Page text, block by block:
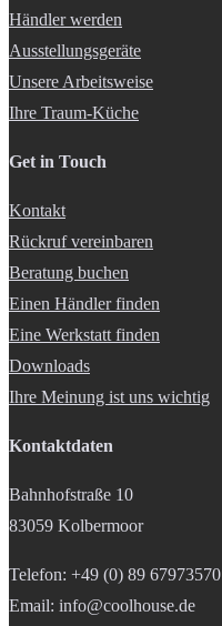
Händler werden
Ausstellungsgeräte
Unsere Arbeitsweise
Ihre Traum-Küche
Get in Touch
Kontakt
Rückruf vereinbaren
Beratung buchen
Einen Händler finden
Eine Werkstatt finden
Downloads
Ihre Meinung ist uns wichtig
Kontaktdaten
Bahnhofstraße 10
83059 Kolbermoor
Telefon: +49 (0) 89 67973570
Email: info@coolhouse.de